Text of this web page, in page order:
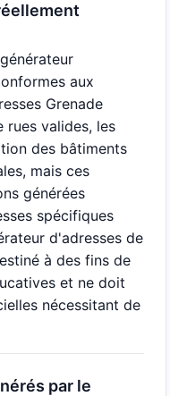
aux
Grenade
rues valides, les
des bâtiments
mais ces
générées
spécifiques
d'adresses de
à des fins de
et ne doit
nécessitant de
par le